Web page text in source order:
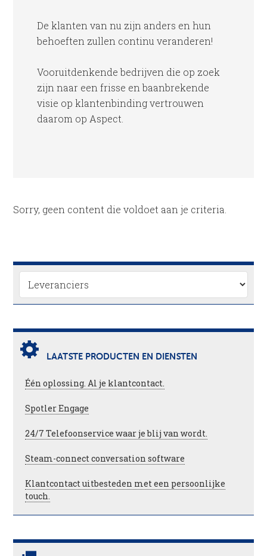
De klanten van nu zijn anders en hun
behoeften zullen continu veranderen!
Vooruitdenkende bedrijven die op zoek
zijn naar een frisse en baanbrekende
visie op klantenbinding vertrouwen
daarom op Aspect.
Sorry, geen content die voldoet aan je criteria.
LAATSTE PRODUCTEN EN DIENSTEN
Één oplossing. Al je klantcontact.
Spotler Engage
24/7 Telefoonservice waar je blij van wordt.
Steam-connect conversation software
Klantcontact uitbesteden met een persoonlijke
touch.